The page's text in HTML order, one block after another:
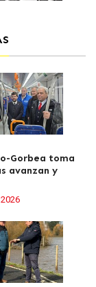
Gorbea toma
avanzan y